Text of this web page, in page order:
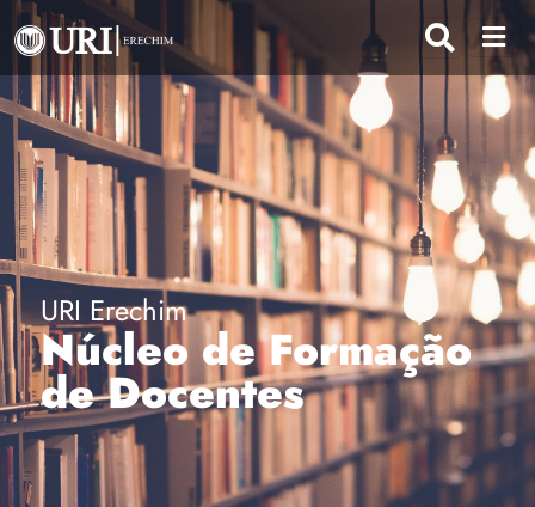
URI Erechim
Núcleo de Formação
de Docentes